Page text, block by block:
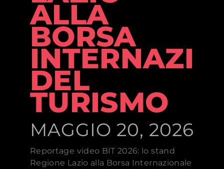
ALLA
BORSA
DEL
TURISMO
MAGGIO 20, 2026
Reportage video BIT 2026: lo stand
Regione Lazio alla Borsa Internazionale